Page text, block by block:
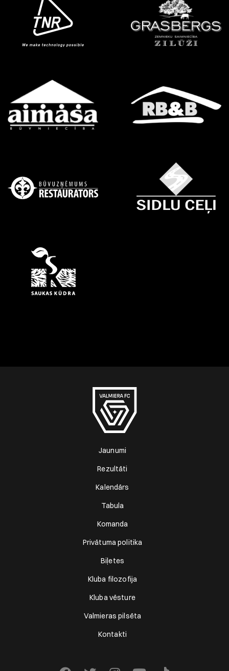
Jaunumi
Rezultāti
Kalendārs
Tabula
Komanda
Privātuma politika
Biļetes
Kluba filozofija
Kluba vēsture
Valmieras pilsēta
Kontakti